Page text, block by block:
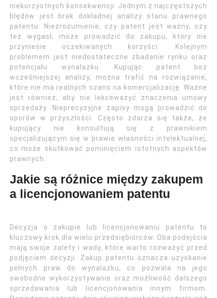
niekorzystnych konsekwencji. Jednym z najczęstszych
błędów jest brak dokładnej analizy stanu prawnego
patentu. Niezrozumienie, czy patent jest ważny, czy
też wygasł, może prowadzić do zakupu, który nie
przyniesie oczekiwanych korzyści. Kolejnym
problemem jest niedostateczne zbadanie rynku oraz
potencjału wynalazku. Kupując patent bez
wcześniejszej analizy, można trafić na rozwiązanie,
które nie ma realnych szans na komercjalizację. Ważne
jest również, aby nie lekceważyć znaczenia umowy
sprzedaży. Nieprecyzyjne zapisy mogą prowadzić do
sporów w przyszłości. Często zdarza się także, że
kupujący nie konsultują się z prawnikiem
specjalizującym się w prawie własności intelektualnej,
co może skutkować pominięciem istotnych aspektów
prawnych.
Jakie są różnice między zakupem
a licencjonowaniem patentu
Decyzja o zakupie lub licencjonowaniu patentu to
kluczowy krok dla wielu przedsiębiorców. Oba podejścia
mają swoje zalety i wady, które warto rozważyć przed
podjęciem decyzji. Zakup patentu oznacza uzyskanie
pełnych praw do wynalazku, co pozwala na jego
swobodne wykorzystywanie oraz możliwość dalszego
sprzedawania lub licencjonowania innym firmom.